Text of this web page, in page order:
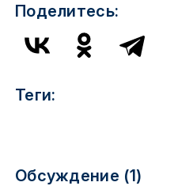
Поделитесь:
Теги:
Обсуждение (1)